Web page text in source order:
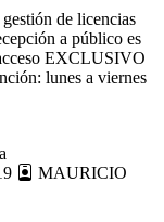
de licencias
a público es
EXCLUSIVO
lunes a viernes
MAURICIO